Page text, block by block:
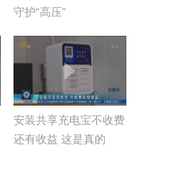
守护“高压”
安装共享充电宝不收费
还有收益 这是真的